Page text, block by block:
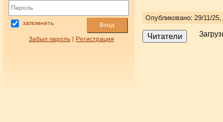
запомнить Вход
Забыл пароль |Регистрация
Опубликовано: 29/11/
Читатели